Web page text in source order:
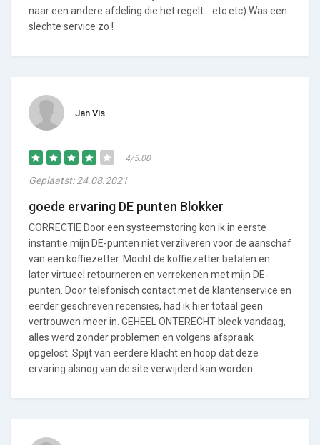
naar een andere afdeling die het regelt....etc etc) Was een
slechte service zo !
Jan Vis
4/5.00
Geplaatst: 24.08.2021
goede ervaring DE punten Blokker
CORRECTIE Door een systeemstoring kon ik in eerste
instantie mijn DE-punten niet verzilveren voor de aanschaf
van een koffiezetter. Mocht de koffiezetter betalen en
later virtueel retourneren en verrekenen met mijn DE-
punten. Door telefonisch contact met de klantenservice en
eerder geschreven recensies, had ik hier totaal geen
vertrouwen meer in. GEHEEL ONTERECHT bleek vandaag,
alles werd zonder problemen en volgens afspraak
opgelost. Spijt van eerdere klacht en hoop dat deze
ervaring alsnog van de site verwijderd kan worden.